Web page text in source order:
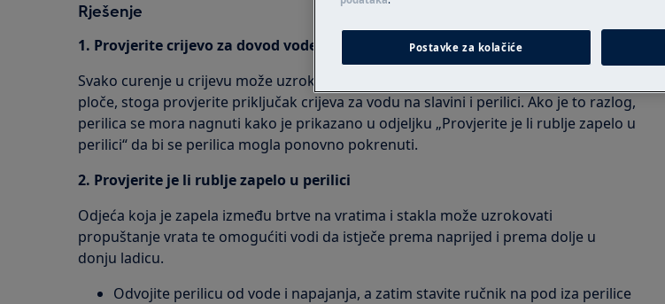
Rješenje
1. Provjerite crijevo za dovod vode
Svako curenje u crijevu može uzrokovati da voda protječe u perilicu pored stražnje
ploče, stoga provjerite priključak crijeva za vodu na slavini i perilici. Ako je to razlog,
perilica se mora nagnuti kako je prikazano u odjeljku „Provjerite je li rublje zapelo u
perilici“ da bi se perilica mogla ponovno pokrenuti.
2. Provjerite je li rublje zapelo u perilici
Odjeća koja je zapela između brtve na vratima i stakla može uzrokovati
propuštanje vrata te omogućiti vodi da istječe prema naprijed i prema dolje u
donju ladicu.
Odvojite perilicu od vode i napajanja, a zatim stavite ručnik na pod iza perilice
Postavke za kolačiće